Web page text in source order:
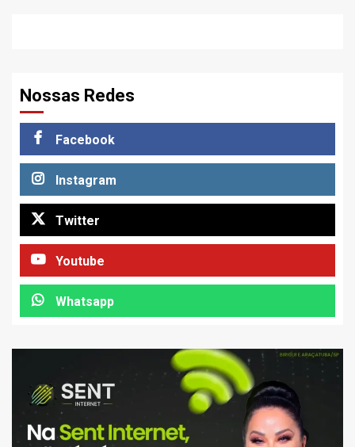
Nossas Redes
Facebook
Instagram
Twitter
Youtube
Whatsapp